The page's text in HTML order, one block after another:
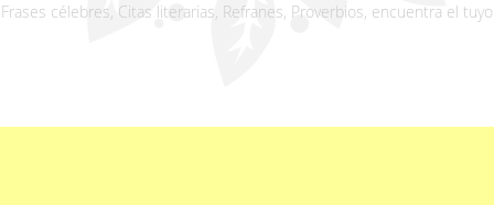
Frases célebres, Citas literarias, Refranes, Proverbios, encuentra el tuyo